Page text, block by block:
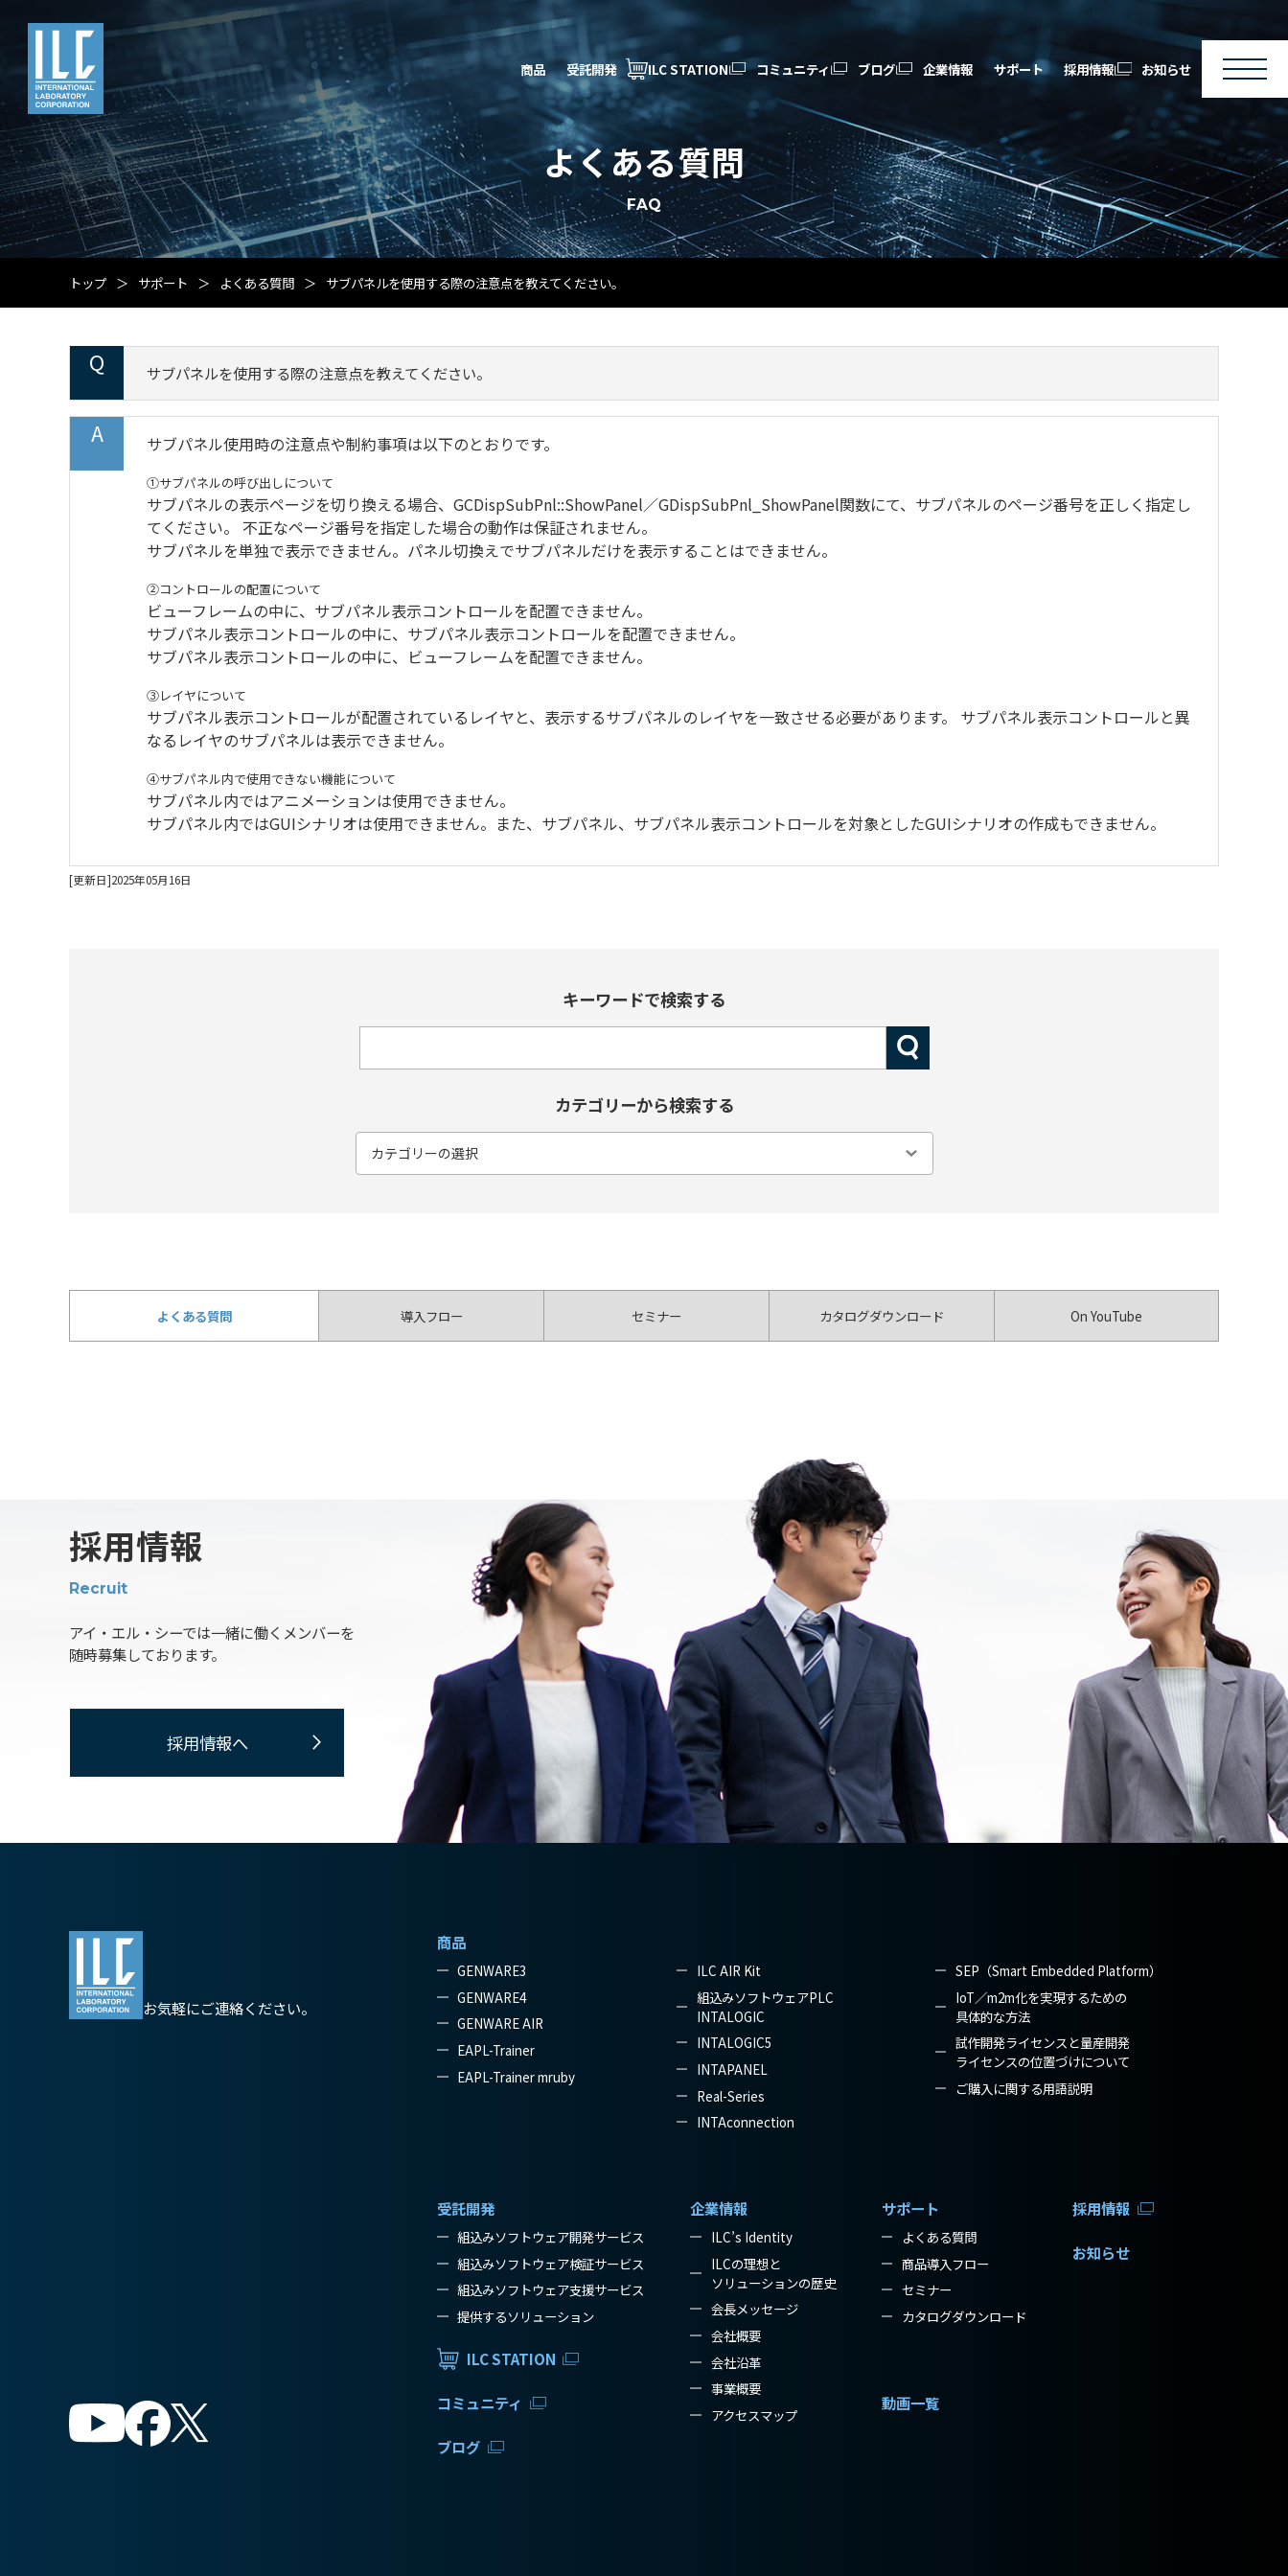
商品 受託開発 ILC STATION コミュニティ ブログ 企業情報 サポート 採用情報 お知らせ
よくある質問
FAQ
トップ サポート よくある質問 サブパネルを使用する際の注意点を教えてください。
サブパネルを使用する際の注意点を教えてください。
サブパネル使用時の注意点や制約事項は以下のとおりです。
①サブパネルの呼び出しについて
サブパネルの表示ページを切り換える場合、GCDispSubPnl::ShowPanel／GDispSubPnl_ShowPanel関数にて、サブパネルのページ番号を正しく指定し
てください。 不正なページ番号を指定した場合の動作は保証されません。
サブパネルを単独で表示できません。パネル切換えでサブパネルだけを表示することはできません。
②コントロールの配置について
ビューフレームの中に、サブパネル表示コントロールを配置できません。
サブパネル表示コントロールの中に、サブパネル表示コントロールを配置できません。
サブパネル表示コントロールの中に、ビューフレームを配置できません。
③レイヤについて
サブパネル表示コントロールが配置されているレイヤと、表示するサブパネルのレイヤを一致させる必要があります。 サブパネル表示コントロールと異
なるレイヤのサブパネルは表示できません。
④サブパネル内で使用できない機能について
サブパネル内ではアニメーションは使用できません。
サブパネル内ではGUIシナリオは使用できません。また、サブパネル、サブパネル表示コントロールを対象としたGUIシナリオの作成もできません。
[更新日]2025年05月16日
キーワードで検索する
カテゴリーから検索する
よくある質問 導入フロー セミナー カタログダウンロード On YouTube
採用情報
Recruit
アイ・エル・シーでは一緒に働くメンバーを
随時募集しております。
採用情報へ
お気軽にご連絡ください。
商品
GENWARE3
GENWARE4
GENWARE AIR
EAPL-Trainer
EAPL-Trainer mruby
ILC AIR Kit
組込みソフトウェアPLC
INTALOGIC
INTALOGIC5
INTAPANEL
Real-Series
INTAconnection
SEP（Smart Embedded Platform）
IoT／m2m化を実現するための
具体的な方法
試作開発ライセンスと量産開発
ライセンスの位置づけについて
ご購入に関する用語説明
受託開発
組込みソフトウェア開発サービス
組込みソフトウェア検証サービス
組込みソフトウェア支援サービス
提供するソリューション
ILC STATION
コミュニティ
ブログ
企業情報
ILC’s Identity
ILCの理想と
ソリューションの歴史
会長メッセージ
会社概要
会社沿革
事業概要
アクセスマップ
サポート
よくある質問
商品導入フロー
セミナー
カタログダウンロード
動画一覧
採用情報
お知らせ